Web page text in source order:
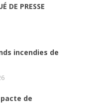
DE PRESSE
incendies de
de